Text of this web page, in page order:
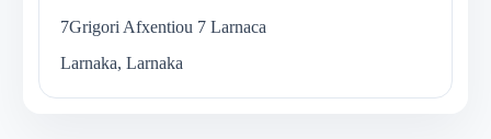
7Grigori Afxentiou 7 Larnaca
Larnaka, Larnaka